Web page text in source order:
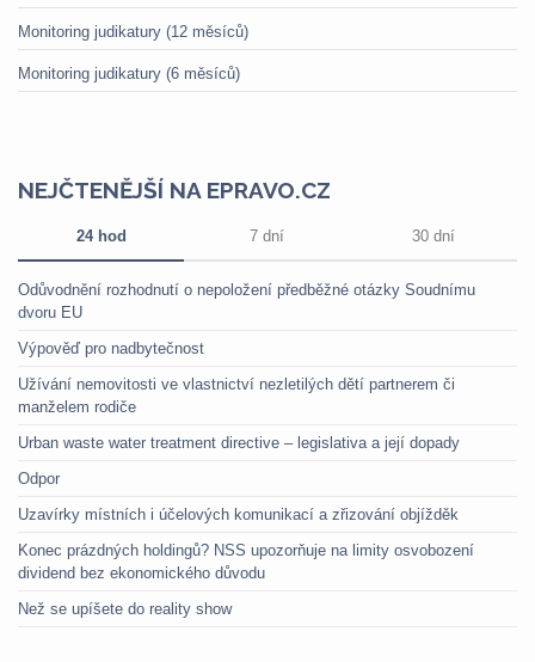
Monitoring judikatury (12 měsíců)
Monitoring judikatury (6 měsíců)
NEJČTENĚJŠÍ NA EPRAVO.CZ
24 hod 7 dní 30 dní
Odůvodnění rozhodnutí o nepoložení předběžné otázky Soudnímu
dvoru EU
Výpověď pro nadbytečnost
Užívání nemovitosti ve vlastnictví nezletilých dětí partnerem či
manželem rodiče
Urban waste water treatment directive – legislativa a její dopady
Odpor
Uzavírky místních i účelových komunikací a zřizování objížděk
Konec prázdných holdingů? NSS upozorňuje na limity osvobození
dividend bez ekonomického důvodu
Než se upíšete do reality show